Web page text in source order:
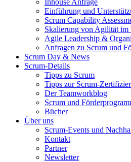
Inhouse Anfrage
Einführung und
Scrum Capability
Skalierung von Agilität im
Agile Leadership &
Anfragen zu Scrum und
Scrum Day & News
Scrum-Details
Tipps zu Scrum
Tipps zur Scrum-
Der Teamworkblog
Scrum und
Bücher
Über uns
Scrum-Events und
Kontakt
Partner
Newsletter